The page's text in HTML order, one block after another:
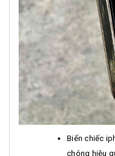
Biến chiếc
chóng hiệu